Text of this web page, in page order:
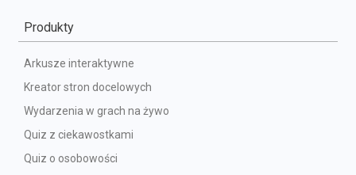
Produkty
Arkusze interaktywne
Kreator stron docelowych
Wydarzenia w grach na żywo
Quiz z ciekawostkami
Quiz o osobowości